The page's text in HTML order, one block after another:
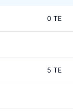
0 TE
5 TE